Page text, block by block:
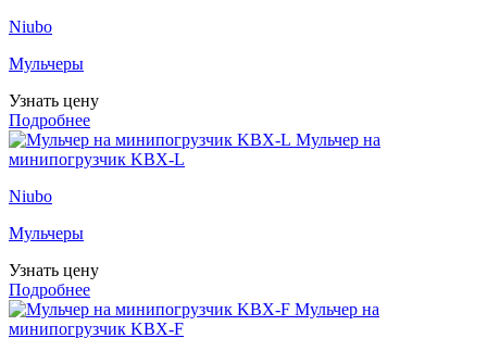
Niubo
Мульчеры
Узнать цену
Подробнее
Мульчер на
минипогрузчик KBX-L
Niubo
Мульчеры
Узнать цену
Подробнее
Мульчер на
минипогрузчик KBX-F